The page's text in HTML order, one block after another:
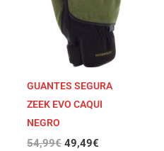
GUANTES SEGURA
ZEEK EVO CAQUI
NEGRO
54,99€ 49,49€